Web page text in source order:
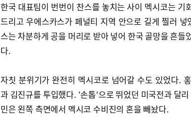
한국 대표팀이 번번이 찬스를 놓치는 사이 멕시코는 기
드리고 우에스카스가 페널티 지역 안으로 길게 찔러
스는 차분하게 공을 머리로 받아 넣어 한국 골망을 흔들
다.
자칫 분위기가 완전히 멕시코로 넘어갈 수도 있었다.
과 김진규를 투입했다. ‘손톱’으로 뛰었던 미국전과 달
민은 왼쪽 측면에서 멕시코 수비진의 혼을 빼놨다.